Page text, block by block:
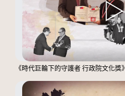
《時代巨輪下的守護者 行政院文化獎》